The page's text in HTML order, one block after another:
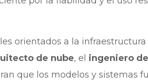
orientados a la infraestructura
de nube, el ingeniero
que los modelos y sistemas